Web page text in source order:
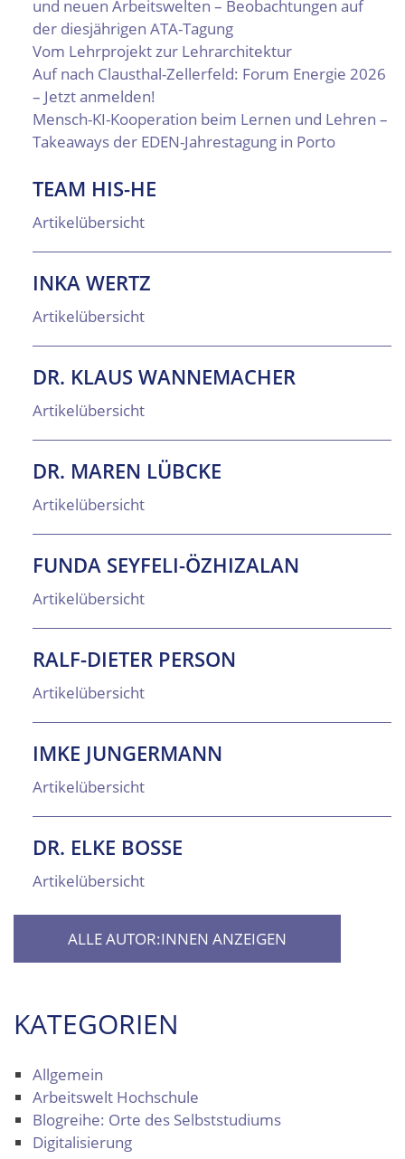
und neuen Arbeitswelten – Beobachtungen auf
der diesjährigen ATA-Tagung
Vom Lehrprojekt zur Lehrarchitektur
Auf nach Clausthal-Zellerfeld: Forum Energie 2026
– Jetzt anmelden!
Mensch-KI-Kooperation beim Lernen und Lehren –
Takeaways der EDEN-Jahrestagung in Porto
TEAM HIS-HE
Artikelübersicht
INKA WERTZ
Artikelübersicht
DR. KLAUS WANNEMACHER
Artikelübersicht
DR. MAREN LÜBCKE
Artikelübersicht
FUNDA SEYFELI-ÖZHIZALAN
Artikelübersicht
RALF-DIETER PERSON
Artikelübersicht
IMKE JUNGERMANN
Artikelübersicht
DR. ELKE BOSSE
Artikelübersicht
ALLE AUTOR:INNEN ANZEIGEN
KATEGORIEN
Allgemein
Arbeitswelt Hochschule
Blogreihe: Orte des Selbststudiums
Digitalisierung